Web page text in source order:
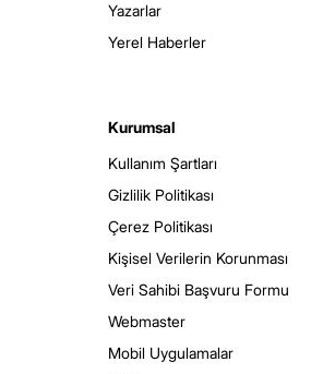
Yazarlar
Yerel Haberler
Kurumsal
Kullanım Şartları
Gizlilik Politikası
Çerez Politikası
Kişisel Verilerin Korunması
Veri Sahibi Başvuru Formu
Webmaster
Mobil Uygulamalar